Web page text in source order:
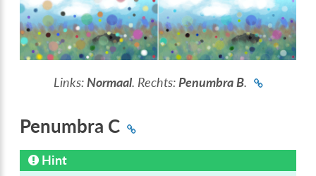
Links: Normaal. Rechts: Penumbra B.
Penumbra C
Hint